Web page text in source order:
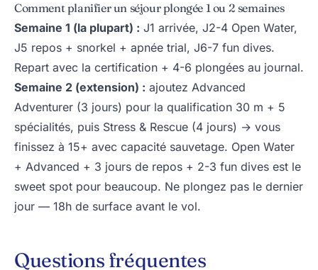
Comment planifier un séjour plongée 1 ou 2 semaines
Semaine 1 (la plupart) : J1 arrivée, J2-4 Open Water,
J5 repos + snorkel + apnée trial, J6-7 fun dives.
Repart avec la certification + 4-6 plongées au journal.
Semaine 2 (extension) : ajoutez Advanced
Adventurer (3 jours) pour la qualification 30 m + 5
spécialités, puis Stress & Rescue (4 jours) → vous
finissez à 15+ avec capacité sauvetage. Open Water
+ Advanced + 3 jours de repos + 2-3 fun dives est le
sweet spot pour beaucoup. Ne plongez pas le dernier
jour — 18h de surface avant le vol.
Questions fréquentes